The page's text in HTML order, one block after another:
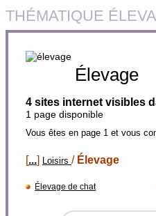
THÉMATIQUE
Élevage
4 sites internet visibles
1 page disponible
Vous êtes en page 1 et vous
[...] Loisirs / Élevage
Élevage de chat